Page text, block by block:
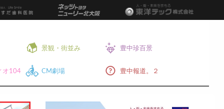
景観・街並み 豊中珍百景
オ104 CM劇場 豊中報道。２